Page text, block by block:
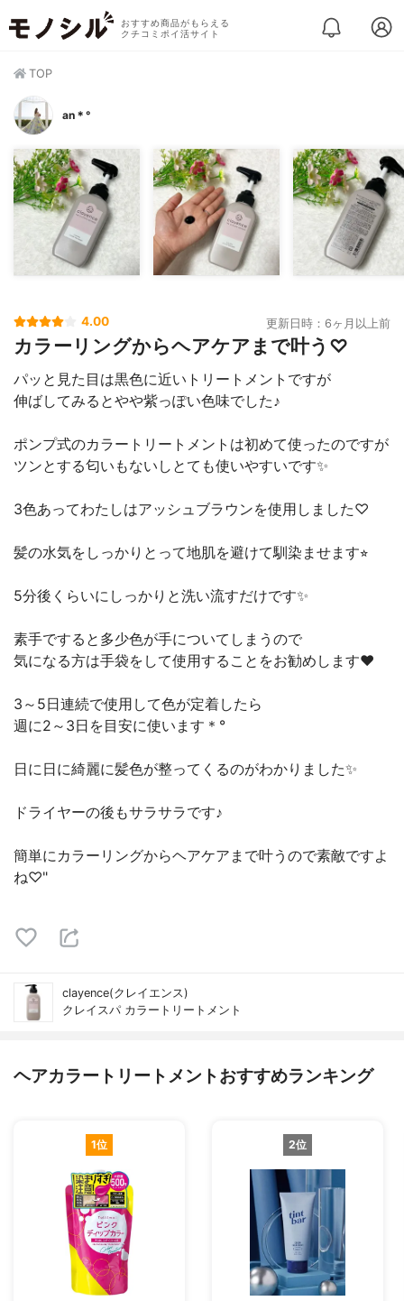
おすすめ商品がもらえる
クチコミポイ活サイト
TOP
an＊°
4.00 更新日時：6ヶ月以上前
カラーリングからヘアケアまで叶う♡
パッと見た目は黒色に近いトリートメントですが
伸ばしてみるとやや紫っぽい色味でした♪
ポンプ式のカラートリートメントは初めて使ったのですが
ツンとする匂いもないしとても使いやすいです✨
3色あってわたしはアッシュブラウンを使用しました♡
髪の水気をしっかりとって地肌を避けて馴染ませます⭐︎
5分後くらいにしっかりと洗い流すだけです✨
素手ですると多少色が手についてしまうので
気になる方は手袋をして使用することをお勧めします❤︎
3～5日連続で使用して色が定着したら
週に2～3日を目安に使います＊°
日に日に綺麗に髪色が整ってくるのがわかりました✨
ドライヤーの後もサラサラです♪
簡単にカラーリングからヘアケアまで叶うので素敵ですよ
ね♡"
clayence(クレイエンス)
クレイスパ カラートリートメント
ヘアカラートリートメントおすすめランキング
1位 2位